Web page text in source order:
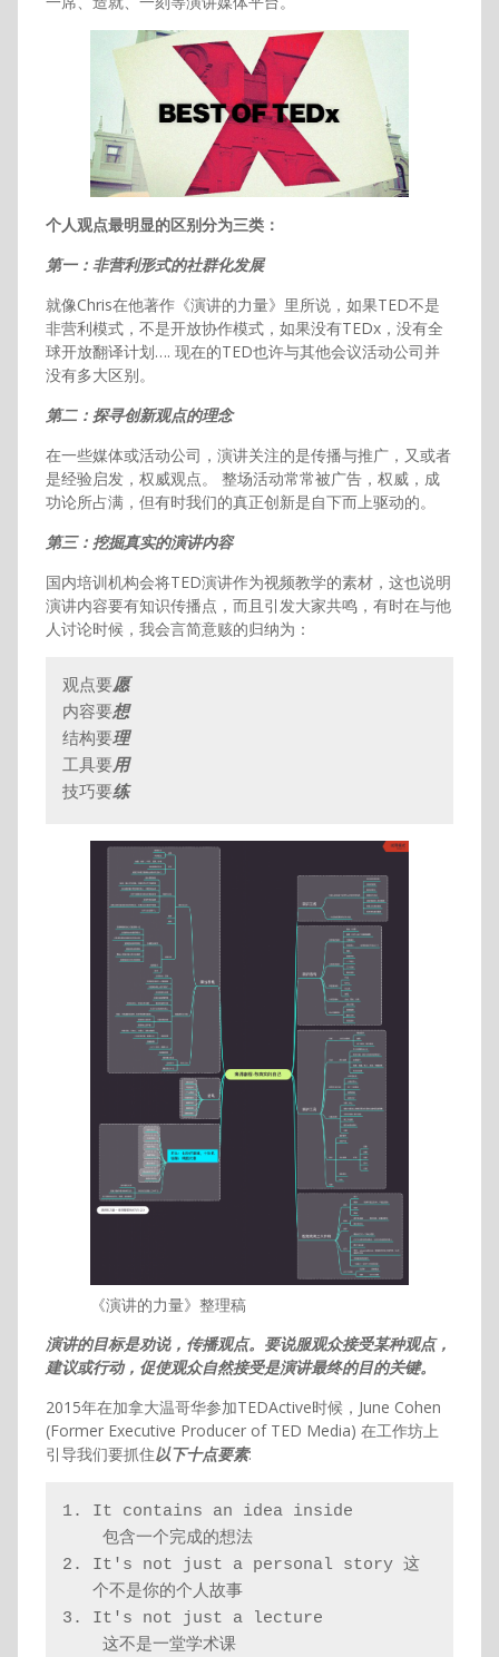
个人观点最明显的区别分为三类：
第一：非营利形式的社群化发展
就像Chris在他著作《演讲的力量》里所说，如果TED不是
非营利模式，不是开放协作模式，如果没有TEDx，没有全
球开放翻译计划…. 现在的TED也许与其他会议活动公司并
没有多大区别。
第二：探寻创新观点的理念
在一些媒体或活动公司，演讲关注的是传播与推广，又或者
是经验启发，权威观点。 整场活动常常被广告，权威，成
功论所占满，但有时我们的真正创新是自下而上驱动的。
第三：挖掘真实的演讲内容
国内培训机构会将TED演讲作为视频教学的素材，这也说明
演讲内容要有知识传播点，而且引发大家共鸣，有时在与他
人讨论时候，我会言简意赅的归纳为：
观点要愿
内容要想
结构要理
工具要用
技巧要练
《演讲的力量》整理稿
演讲的目标是劝说，传播观点。要说服观众接受某种观点，
建议或行动，促使观众自然接受是演讲最终的目的关键。
2015年在加拿大温哥华参加TEDActive时候，June Cohen
(Former Executive Producer of TED Media) 在工作坊上
引导我们要抓住以下十点要素:
1. It contains an idea inside
    包含一个完成的想法
2. It's not just a personal story 这
   个不是你的个人故事
3. It's not just a lecture
    这不是一堂学术课